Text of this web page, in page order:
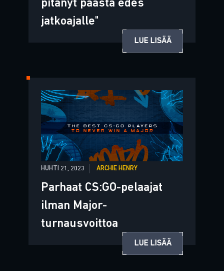
pitänyt päästä edes
jatkoajalle"
LUE LISÄÄ
HUHTI 21, 2023 ARCHIE HENRY
Parhaat CS:GO-pelaajat
ilman Major-
turnausvoittoa
LUE LISÄÄ